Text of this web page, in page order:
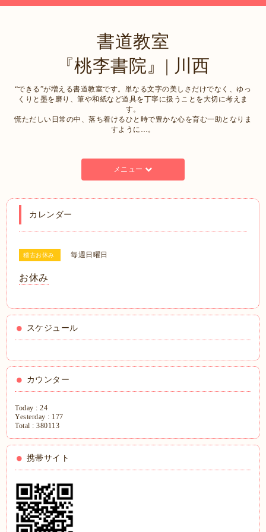
書道教室
『桃李書院』| 川西
“できる”が増える書道教室です。単なる文字の美しさだけでなく、ゆっ
くりと墨を磨り、筆や和紙など道具を丁寧に扱うことを大切に考えま
す。
慌ただしい日常の中、落ち着けるひと時で豊かな心を育む一助となりま
すように…。
メニュー
カレンダー
稽古お休み 毎週日曜日
お休み
スケジュール
カウンター
Today :24
Yesterday : 177
Total :380113
携帯サイト